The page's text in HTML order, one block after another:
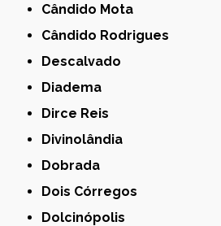
Cândido Mota
Cândido Rodrigues
Descalvado
Diadema
Dirce Reis
Divinolândia
Dobrada
Dois Córregos
Dolcinópolis